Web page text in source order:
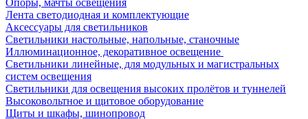
Опоры, мачты освещения
Лента светодиодная и комплектующие
Аксессуары для светильников
Светильники настольные, напольные, станочные
Иллюминационное, декоративное освещение
Светильники линейные, для модульных и магистральных
систем освещения
Светильники для освещения высоких пролётов и туннелей
Высоковольтное и щитовое оборудование
Щиты и шкафы, шинопровод